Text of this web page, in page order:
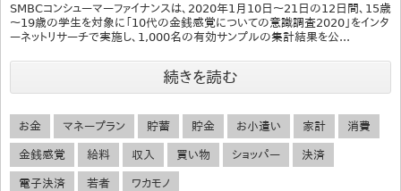
SMBCコンシューマーファイナンスは、2020年1月10日～21日の12日間、15歳
～19歳の学生を対象に「10代の金銭感覚についての意識調査2020」をインタ
ーネットリサーチで実施し、1,000名の有効サンプルの集計結果を公...
続きを読む
お金 マネープラン 貯蓄 貯金 お小遣い 家計 消費
金銭感覚 給料 収入 買い物 ショッパー 決済
電子決済 若者 ワカモノ